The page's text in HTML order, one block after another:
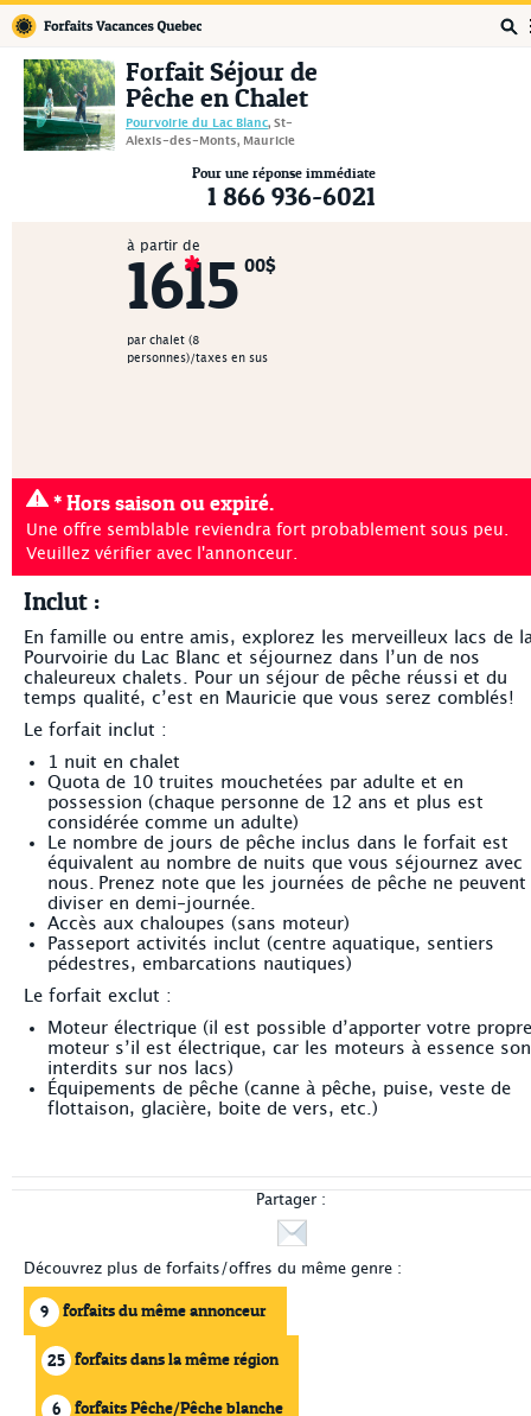
Forfait Séjour de
Pêche en Chalet
Pourvoirie du Lac Blanc, St-
Alexis-des-Monts, Mauricie
Pour une réponse immédiate
1 866 936-6021
à partir de
1615 00$
par chalet (8
personnes)/taxes en sus
* Hors saison ou expiré.
Une offre semblable reviendra fort probablement sous peu.
Veuillez vérifier avec l'annonceur.
Inclut :
En famille ou entre amis, explorez les merveilleux lacs de
Pourvoirie du Lac Blanc et séjournez dans l’un de nos
chaleureux chalets. Pour un séjour de pêche réussi et du
temps qualité, c’est en Mauricie que vous serez comblés!
Le forfait inclut :
1 nuit en chalet
Quota de 10 truites mouchetées par adulte et en
possession (chaque personne de 12 ans et plus est
considérée comme un adulte)
Le nombre de jours de pêche inclus dans le forfait est
équivalent au nombre de nuits que vous séjournez avec
nous. Prenez note que les journées de pêche ne peuvent
diviser en demi-journée.
Accès aux chaloupes (sans moteur)
Passeport activités inclut (centre aquatique, sentiers
pédestres, embarcations nautiques)
Le forfait exclut :
Moteur électrique (il est possible d’apporter votre propre
moteur s’il est électrique, car les moteurs à essence
interdits sur nos lacs)
Équipements de pêche (canne à pêche, puise, veste de
flottaison, glacière, boite de vers, etc.)
Partager :
Découvrez plus de forfaits/offres du même genre :
9 forfaits du même annonceur
25 forfaits dans la même région
6 forfaits Pêche/Pêche blanche